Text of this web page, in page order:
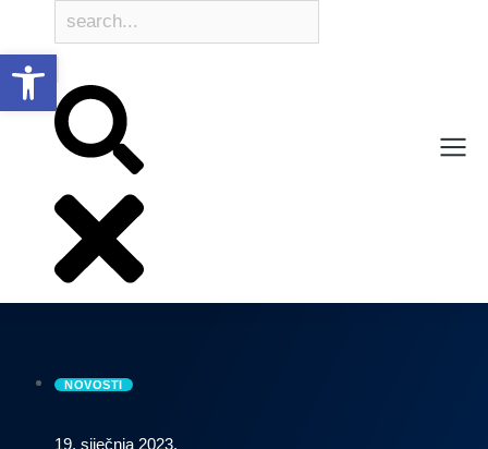
NOVOSTI
19. siječnja 2023.
Open toolbar